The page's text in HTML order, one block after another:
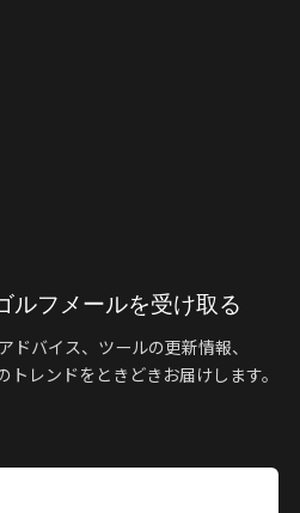
ルフメールを受け取る
ドバイス、ツールの更新情報、
レンドをときどきお届けします。